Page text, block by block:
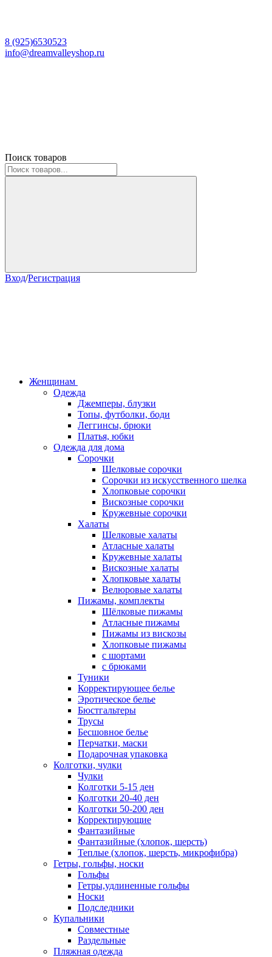
8 (925)6530523
info@dreamvalleyshop.ru
Поиск товаров
Вход/Регистрация
Женщинам
Одежда
Джемперы, блузки
Топы, футболки, боди
Леггинсы, брюки
Платья, юбки
Одежда для дома
Сорочки
Шелковые сорочки
Сорочки из искусственного шелка
Хлопковые сорочки
Вискозные сорочки
Кружевные сорочки
Халаты
Шелковые халаты
Атласные халаты
Кружевные халаты
Вискозные халаты
Хлопковые халаты
Велюровые халаты
Пижамы, комплекты
Шёлковые пижамы
Атласные пижамы
Пижамы из вискозы
Хлопковые пижамы
с шортами
с брюками
Туники
Корректирующее белье
Эротическое белье
Бюстгальтеры
Трусы
Бесшовное белье
Перчатки, маски
Подарочная упаковка
Колготки, чулки
Чулки
Колготки 5-15 ден
Колготки 20-40 ден
Колготки 50-200 ден
Корректирующие
Фантазийные
Фантазийные (хлопок, шерсть)
Теплые (хлопок, шерсть, микрофибра)
Гетры, гольфы, носки
Гольфы
Гетры,удлиненные гольфы
Носки
Подследники
Купальники
Совместные
Раздельные
Пляжная одежда